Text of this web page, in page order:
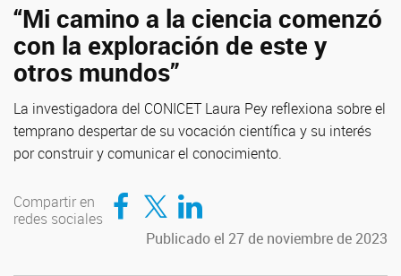
“Mi camino a la ciencia comenzó
con la exploración de este y
otros mundos”
La investigadora del CONICET Laura Pey reflexiona sobre el
temprano despertar de su vocación científica y su interés
por construir y comunicar el conocimiento.
Compartir en
redes sociales
Compartir en Facebook
Compartir en TwitterCompartir en LinkedIn
Publicado el 27 de noviembre de 2023